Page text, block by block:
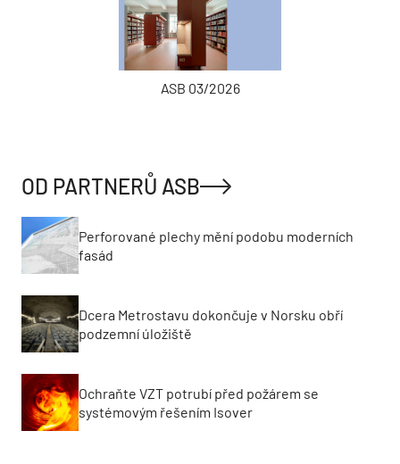
ASB 03/2026
OD PARTNERŮ ASB
Perforované plechy mění podobu moderních
fasád
Dcera Metrostavu dokončuje v Norsku obří
podzemní úložiště
Ochraňte VZT potrubí před požárem se
systémovým řešením Isover